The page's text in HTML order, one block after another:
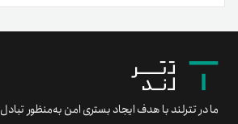
ما در تترلند با هدف ایجاد بستری امن به‌منظور تبادل